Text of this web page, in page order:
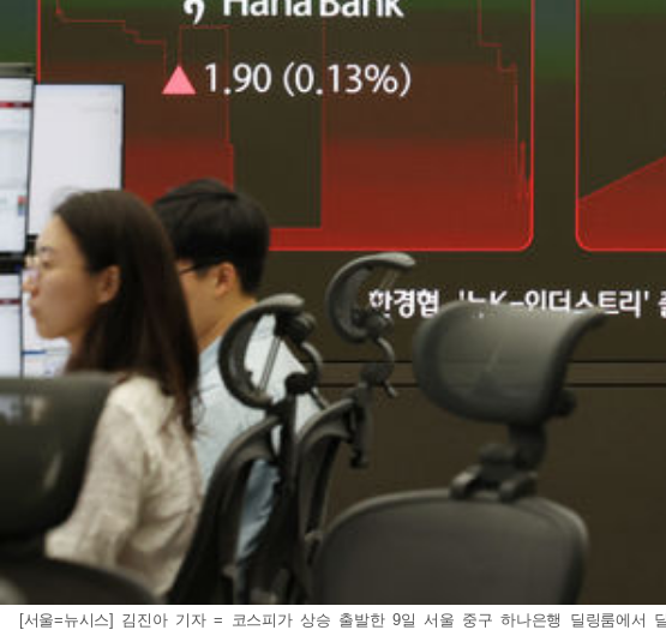
[서울=뉴시스] 김진아 기자 = 코스피가 상승 출발한 9일 서울 중구 하나은행 딜링룸에서